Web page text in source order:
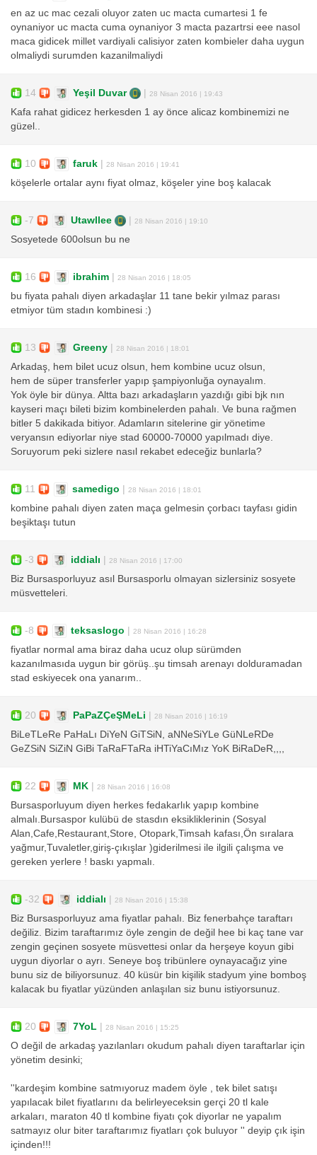
en az uc mac cezali oluyor zaten uc macta cumartesi 1 fe
oynaniyor uc macta cuma oynaniyor 3 macta pazartrsi eee nasol
maca gidicek millet vardiyali calisiyor zaten kombieler daha uygun
olmaliydi surumden kazanilmaliydi
14 Yeşil Duvar 28 Nisan 2016 | 19:43
Kafa rahat gidicez herkesden 1 ay önce alicaz kombinemizi ne
güzel..
10 faruk 28 Nisan 2016 | 19:41
köşelerle ortalar aynı fiyat olmaz, köşeler yine boş kalacak
-7 Utawllee 28 Nisan 2016 | 19:10
Sosyetede 600olsun bu ne
16 ibrahim 28 Nisan 2016 | 18:05
bu fiyata pahalı diyen arkadaşlar 11 tane bekir yılmaz parası
etmiyor tüm stadın kombinesi :)
13 Greeny 28 Nisan 2016 | 18:01
Arkadaş, hem bilet ucuz olsun, hem kombine ucuz olsun,
hem de süper transferler yapıp şampiyonluğa oynayalım.
Yok öyle bir dünya. Altta bazı arkadaşların yazdığı gibi bjk nın
kayseri maçı bileti bizim kombinelerden pahalı. Ve buna rağmen
bitler 5 dakikada bitiyor. Adamların sitelerine gir yönetime
veryansın ediyorlar niye stad 60000-70000 yapılmadı diye.
Soruyorum peki sizlere nasıl rekabet edeceğiz bunlarla?
11 samedigo 28 Nisan 2016 | 18:01
kombine pahalı diyen zaten maça gelmesin çorbacı tayfası gidin
beşiktaşı tutun
-3 iddialı 28 Nisan 2016 | 17:00
Biz Bursasporluyuz asıl Bursasporlu olmayan sizlersiniz sosyete
müsvetteleri.
-8 teksaslogo 28 Nisan 2016 | 16:28
fiyatlar normal ama biraz daha ucuz olup sürümden
kazanılmasıda uygun bir görüş..şu timsah arenayı dolduramadan
stad eskiyecek ona yanarım..
20 PaPaZÇeŞMeLi 28 Nisan 2016 | 16:19
BiLeTLeRe PaHaLı DiYeN GiTSiN, aNNeSiYLe GüNLeRDe
GeZSiN SiZiN GiBi TaRaFTaRa iHTiYaCıMız YoK BiRaDeR,,,,
22 MK 28 Nisan 2016 | 16:08
Bursasporluyum diyen herkes fedakarlık yapıp kombine
almalı.Bursaspor kulübü de stasdın eksikliklerinin (Sosyal
Alan,Cafe,Restaurant,Store, Otopark,Timsah kafası,Ön sıralara
yağmur,Tuvaletler,giriş-çıkışlar )giderilmesi ile ilgili çalışma ve
gereken yerlere ! baskı yapmalı.
-32 iddialı 28 Nisan 2016 | 15:38
Biz Bursasporluyuz ama fiyatlar pahalı. Biz fenerbahçe taraftarı
değiliz. Bizim taraftarımız öyle zengin de değil hee bi kaç tane var
zengin geçinen sosyete müsvettesi onlar da herşeye koyun gibi
uygun diyorlar o ayrı. Seneye boş tribünlere oynayacağız yine
bunu siz de biliyorsunuz. 40 küsür bin kişilik stadyum yine bomboş
kalacak bu fiyatlar yüzünden anlaşılan siz bunu istiyorsunuz.
20 7YoL 28 Nisan 2016 | 15:25
O değil de arkadaş yazılanları okudum pahalı diyen taraftarlar için
yönetim desinki;
''kardeşim kombine satmıyoruz madem öyle , tek bilet satışı
yapılacak bilet fiyatlarını da belirleyeceksin gerçi 20 tl kale
arkaları, maraton 40 tl kombine fiyatı çok diyorlar ne yapalım
satmayız olur biter taraftarımız fiyatları çok buluyor '' deyip çık işin
içinden!!!